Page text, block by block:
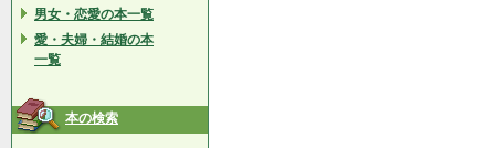
男女・恋愛の本一覧
愛・夫婦・結婚の本
一覧
本の検索